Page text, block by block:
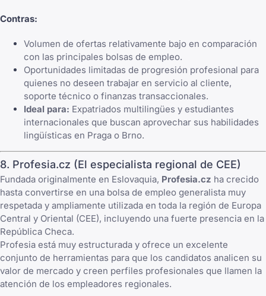
Contras:
Volumen de ofertas relativamente bajo en comparación
con las principales bolsas de empleo.
Oportunidades limitadas de progresión profesional para
quienes no deseen trabajar en servicio al cliente,
soporte técnico o finanzas transaccionales.
Ideal para: Expatriados multilingües y estudiantes
internacionales que buscan aprovechar sus habilidades
lingüísticas en Praga o Brno.
8. Profesia.cz (El especialista regional de CEE)
Fundada originalmente en Eslovaquia, Profesia.cz ha crecido
hasta convertirse en una bolsa de empleo generalista muy
respetada y ampliamente utilizada en toda la región de Europa
Central y Oriental (CEE), incluyendo una fuerte presencia en la
República Checa.
Profesia está muy estructurada y ofrece un excelente
conjunto de herramientas para que los candidatos analicen su
valor de mercado y creen perfiles profesionales que llamen la
atención de los empleadores regionales.